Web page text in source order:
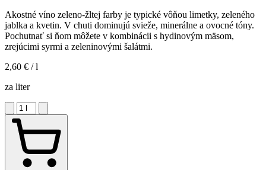
Akostné víno zeleno-žltej farby je typické vôňou limetky, zeleného
jablka a kvetin. V chuti dominujú svieže, minerálne a ovocné tóny.
Pochutnať si ňom môžete v kombinácii s hydinovým mäsom,
zrejúcimi syrmi a zeleninovými šalátmi.
2,60 € / l
za liter